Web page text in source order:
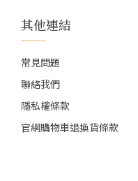
其他連結
常見問題
聯絡我們
隱私權條款
官網購物車退換貨條款